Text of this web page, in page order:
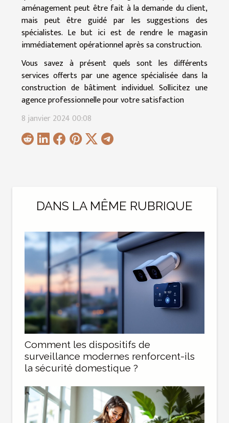
aménagement peut être fait à la demande du client,
mais peut être guidé par les suggestions des
spécialistes. Le but ici est de rendre le magasin
immédiatement opérationnel après sa construction.
Vous savez à présent quels sont les différents
services offerts par une agence spécialisée dans la
construction de bâtiment individuel. Sollicitez une
agence professionnelle pour votre satisfaction
8 janvier 2024 00:08
DANS LA MÊME RUBRIQUE
Comment les dispositifs de
surveillance modernes renforcent-ils
la sécurité domestique ?